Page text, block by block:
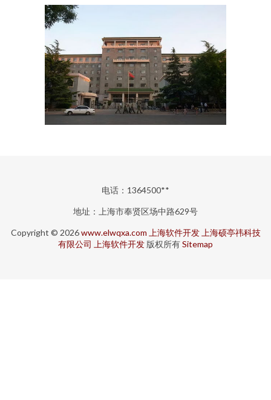
电话：1364500**
地址：上海市奉贤区场中路629号
Copyright © 2026www.elwqxa.com 上海软件开发 上海硕亭祎科技
有限公司
上海软件开发 版权所有Sitemap